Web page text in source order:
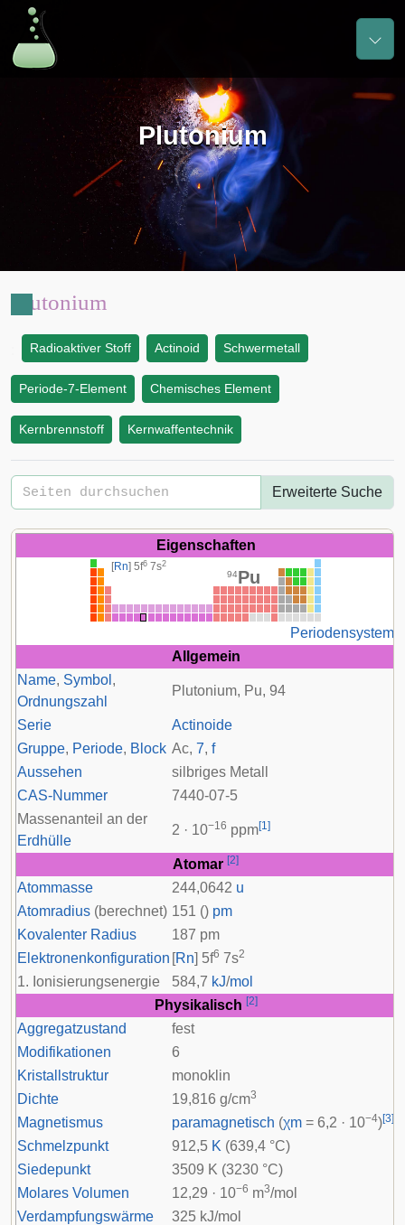
Plutonium
Plutonium
Radioaktiver Stoff Actinoid Schwermetall
Periode-7-Element Chemisches Element
Kernbrennstoff Kernwaffentechnik
Erweiterte Suche
Eigenschaften
[Rn] 5f67s2
94Pu
Periodensystem
Allgemein
Name, Symbol ,
Ordnungszahl
Plutonium, Pu, 94
Serie
Actinoide
Gruppe, Periode, Block Ac, 7, f
Aussehen
silbriges Metall
CAS-Nummer
7440-07-5
Massenanteil an der
Erdhülle
2 · 10−16 ppm[1]
Atomar [2]
Atommasse 244,0642 u
Atomradius (berechnet) 151 () pm
Kovalenter Radius
187 pm
Elektronenkonfiguration [Rn] 5f6 7s2
1. Ionisierungsenergie 584,7 kJ/mol
Physikalisch [2]
Aggregatzustand
fest
Modifikationen
6
Kristallstruktur
monoklin
Dichte
19,816 g/cm3
Magnetismus paramagnetisch (χm = 6,2 · 10−4)[3]
Schmelzpunkt 912,5 K (639,4 °C)
Siedepunkt
3509 K (3230 °C)
Molares Volumen
12,29 · 10−6 m3/mol
Verdampfungswärme
325 kJ/mol